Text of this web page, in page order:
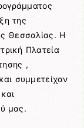
της
Θεσσαλίας. Η
Πλατεία
,
συμμετείχαν
μας.